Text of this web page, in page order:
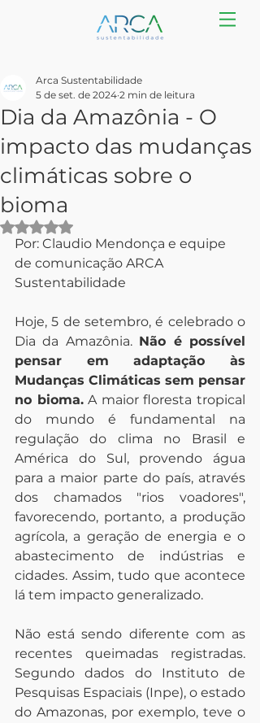
Dia da Amazônia - O
impacto das mudanças
climáticas sobre o
bioma
Arca Sustentabilidade
5 de set. de 2024 2 min de leitura
Avaliado com NaN de 5 estrelas.
Por: Claudio Mendonça e equipe
de comunicação ARCA
Sustentabilidade
Hoje, 5 de setembro, é celebrado o
Dia da Amazônia. Não é possível
pensar em adaptação às
Mudanças Climáticas sem pensar
no bioma. A maior floresta tropical
do mundo é fundamental na
regulação do clima no Brasil e
América do Sul, provendo água
para a maior parte do país, através
dos chamados "rios voadores",
favorecendo, portanto, a produção
agrícola, a geração de energia e o
abastecimento de indústrias e
cidades. Assim, tudo que acontece
lá tem impacto generalizado.
Não está sendo diferente com as
recentes queimadas registradas.
Segundo dados do Instituto de
Pesquisas Espaciais (Inpe), o estado
do Amazonas, por exemplo, teve o